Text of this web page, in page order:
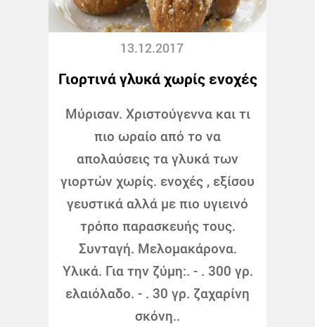
13.12.2017
Γιορτινά γλυκά χωρίς ενοχές
Μύρισαν. Χριστούγεννα και τι
πιο ωραίο από το να
απολαύσεις τα γλυκά των
γιορτών χωρίς. ενοχές , εξίσου
γευστικά αλλά με πιο υγιεινό
τρόπο παρασκευής τους.
Συνταγή. Μελομακάρονα.
Υλικά. Για την ζύμη:. - . 300 γρ.
ελαιόλαδο. - . 30 γρ. ζαχαρίνη
σκόνη..